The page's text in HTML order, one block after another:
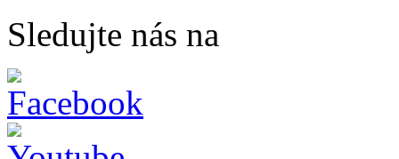
Sledujte nás na